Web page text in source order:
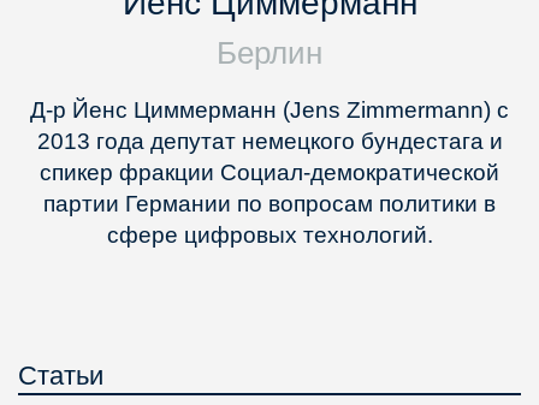
Берлин
Д-р Йенс Циммерманн (Jens Zimmermann) с
2013 года депутат немецкого бундестага и
спикер фракции Социал-демократической
партии Германии по вопросам политики в
сфере цифровых технологий.
Статьи